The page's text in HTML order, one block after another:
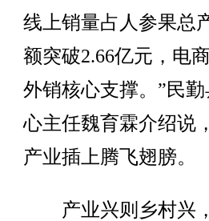
线上销量占人参果总
额突破2.66亿元，电
外销核心支撑。”民
心主任魏育霖介绍说
产业插上腾飞翅膀。
产业兴则乡村兴，